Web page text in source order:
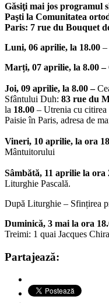
Găsiţi mai jos programul
Paşti la Comunitatea
Paris: 7 rue du Bouquet
Luni, 06 aprilie, la 18.00 –
Marți, 07 aprilie, la 8.00 –
Joi, 09 aprilie, la 8.00 –
Sfântului Duh: 83 rue du
la 18.00 – Utrenia cu
Paisie în Paris, adresa de
Vineri, 10 aprilie, la ora
Mântuitorului
Sâmbătă, 11 aprilie la ora
Liturghie Pascală.
După Liturghie – Sfințirea
Duminică, 3 mai la ora
Treimi: 1 quai Jacques
Partajează: